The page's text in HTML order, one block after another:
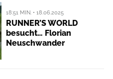
18:51 MIN. • 18.06.2025
RUNNER’S WORLD
besucht… Florian
Neuschwander